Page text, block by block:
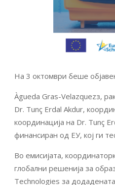
На 3 октомври беше
Àgueda Gras-Velazquezз,
Dr. Tunç Erdal Akdur,
координација на Dr. Tunç
финансиран од ЕУ, кој ги
Во емисијата,
глобални решенија за
Technologies за